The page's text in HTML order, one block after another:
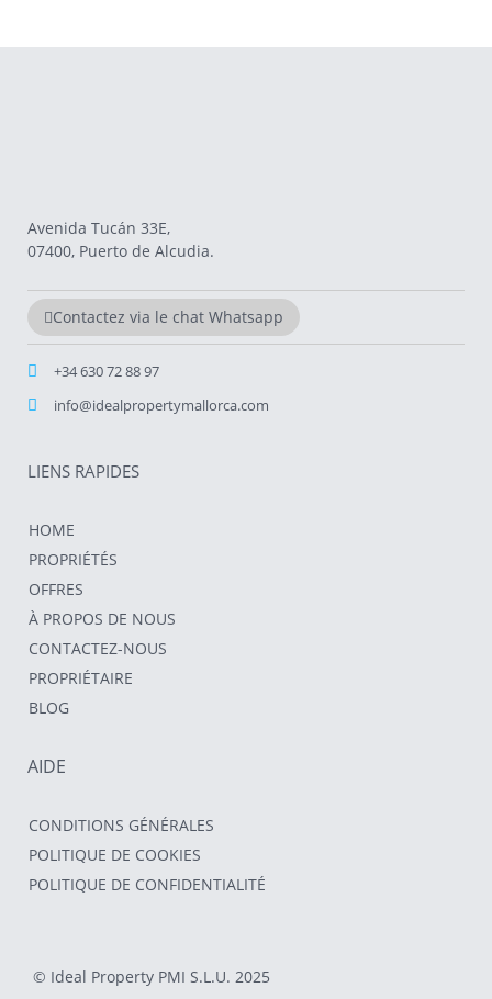
Avenida Tucán 33E,
07400, Puerto de Alcudia.
Contactez via le chat Whatsapp
+34 630 72 88 97
info@idealpropertymallorca.com
LIENS RAPIDES
HOME
PROPRIÉTÉS
OFFRES
À PROPOS DE NOUS
CONTACTEZ-NOUS
PROPRIÉTAIRE
BLOG
AIDE
CONDITIONS GÉNÉRALES
POLITIQUE DE COOKIES
POLITIQUE DE CONFIDENTIALITÉ
© Ideal Property PMI S.L.U. 2025